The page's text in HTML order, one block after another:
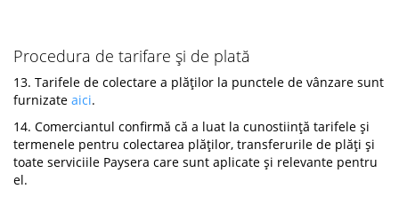
Procedura de tarifare și de plată
13. Tarifele de colectare a plăților la punctele de vânzare sunt
furnizate aici.
14. Comerciantul confirmă că a luat la cunostiință tarifele și
termenele pentru colectarea plăților, transferurile de plăți și
toate serviciile Paysera care sunt aplicate și relevante pentru
el.